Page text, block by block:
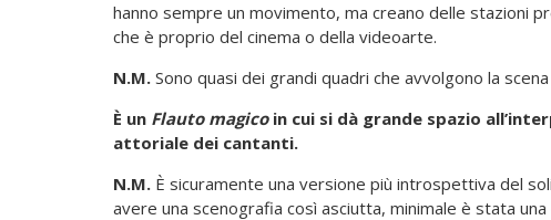
hanno sempre un movimento, ma creano delle stazioni
che è proprio del cinema o della videoarte.
N.M. Sono quasi dei grandi quadri che avvolgono la
È un Flauto magicoin cui si dà grande spazio
attoriale dei cantanti.
N.M. È sicuramente una versione più introspettiva del
avere una scenografia così asciutta, minimale è stata